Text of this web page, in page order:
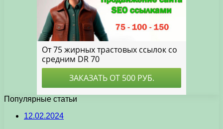
Популярные статьи
12.02.2024